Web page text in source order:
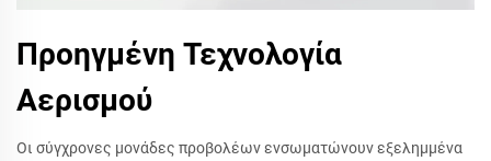
Προηγμένη Τεχνολογία
Αερισμού
Οι σύγχρονες μονάδες προβολέων ενσωματώνουν εξελημμένα